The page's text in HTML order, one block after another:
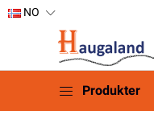
NO
Produkter